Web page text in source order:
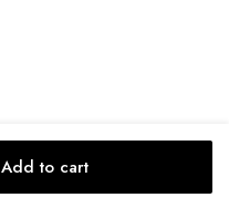
Add to cart